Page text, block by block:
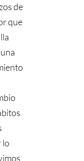
de
que
lo